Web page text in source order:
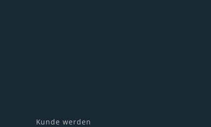
Kunde werden